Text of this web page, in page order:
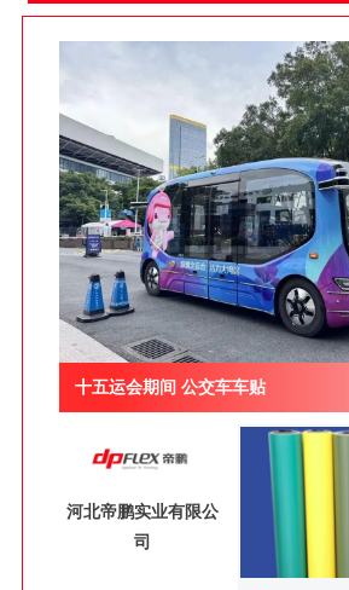
十五运会期间 公交车车贴
河北帝鹏实业有限公
司